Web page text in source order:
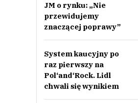
JM o rynku: „Nie
przewidujemy
znaczącej poprawy”
System kaucyjny po
raz pierwszy na
Pol‘and‘Rock. Lidl
chwali się wynikiem